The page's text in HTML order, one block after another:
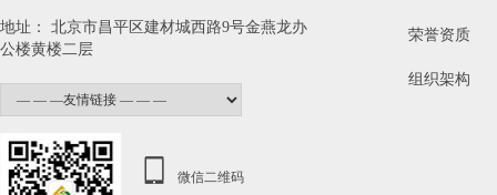
地址： 北京市昌平区建材城西路9号金燕龙办
公楼黄楼二层
微信二维码
荣誉资质
组织架构